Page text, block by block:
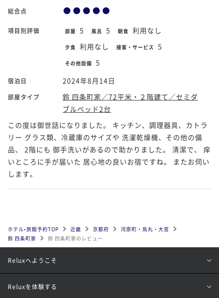
総合点
項目別評価 部屋 5 風呂 5 朝食 利用なし
夕食 利用なし 接客・サービス 5
その他設備 5
宿泊日 2024年8月14日
部屋タイプ
鈴 四条町家／72平米・２階建て／セミダ
ブルベッド2台
この度は御世話になりました。 キッチン、調理器具、カトラ
リー グラス類、冷蔵庫のサイズや 洗濯乾燥機、その他の備
品、 2階にも 御手洗いがあるので助かりました。 清潔で、 痒
いところに手が届いた 居心地の良いお宿ですね。 またお伺い
します。
ホテル•旅館予約TOP 近畿 京都府
河原町・烏丸・大宮
鈴 四条町家
鈴 四条町家のレビュー
Reluxへようこそ
Reluxを体験する